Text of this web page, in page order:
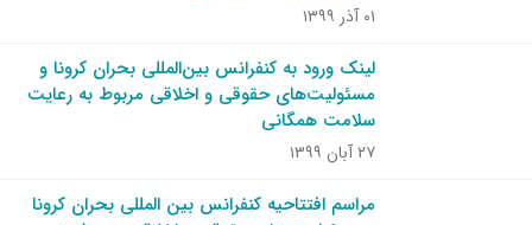
۰۱ آذر ۱۳۹۹
لینک ورود به کنفرانس بین‌المللی بحران کرونا و
مسئولیت‌های حقوقی و اخلاقی مربوط به رعایت
سلامت همگانی
۲۷ آبان ۱۳۹۹
مراسم افتتاحیه کنفرانس بین المللی بحران کرونا